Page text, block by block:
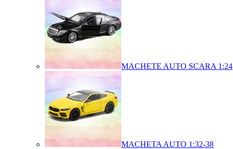
MACHETE AUTO SCARA 1:24
MACHETA AUTO 1:32-38